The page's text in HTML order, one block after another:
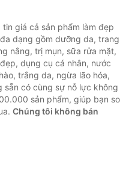
giá cả sản phẩm làm đẹp
dạng gồm dưỡng da, trang
nắng, trị mụn, sữa rửa mặt,
dụng cụ cá nhân, nước
trắng da, ngừa lão hóa,
sẵn có cùng sự nỗ lực không
sản phẩm, giúp bạn so
Chúng tôi không bán